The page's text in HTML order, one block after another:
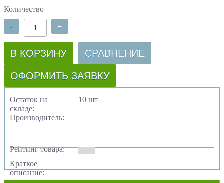
Количество
- +
В КОРЗИНУ СРАВНЕНИЕ
ОФОРМИТЬ ЗАЯВКУ
Остаток на
складе:
10 шт
Производитель:
Рейтинг товара:
Краткое
описание: